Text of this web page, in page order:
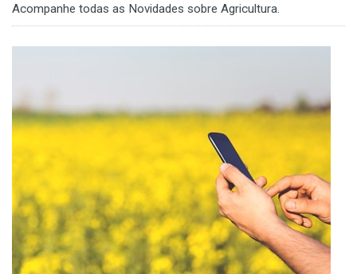
Acompanhe todas as Novidades sobre Agricultura.